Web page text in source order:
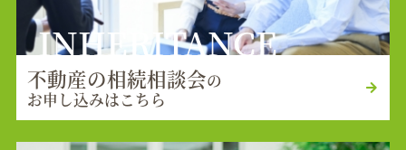
INHERITANCE
不動産の相続相談会の
お申し込みはこちら